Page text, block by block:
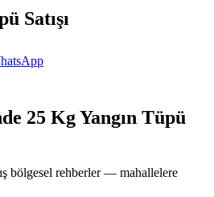
Satışı
25 Kg Yangın Tüpü
bölgesel rehberler — mahallelere